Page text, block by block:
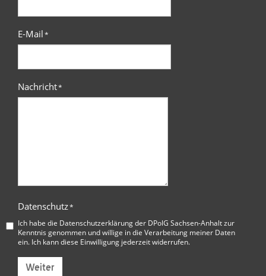
E-Mail*
Nachricht*
Datenschutz*
Ich habe die Datenschutzerklärung der DPolG Sachsen-Anhaltzur
Kenntnis genommen und willige in die Verarbeitung meiner Daten
ein. Ich kann diese Einwilligung jederzeit widerrufen.
Weiter